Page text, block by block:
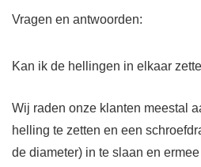
Vragen en antwoorden:
Kan ik de hellingen in elkaar
Wij raden onze klanten meestal
helling te zetten en een
de diameter) in te slaan en